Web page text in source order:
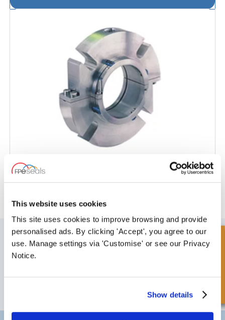
This website uses cookies
This site uses cookies to improve browsing and provide
personalised ads. By clicking 'Accept', you agree to our
use. Manage settings via 'Customise' or see our Privacy
Notice.
Show details
85M-Volledig Gesplitste-Mixers-Agitatoren
SCHRIJF JE IN VOOR ONZE NIEUWSBRIEF
Vergeet u niet te abonneren op onze nieuwsbrief om informatie te
ontvangen over onze laatste speciale aanbiedingen en nieuwe
ABONNEREN Snel onderzoek